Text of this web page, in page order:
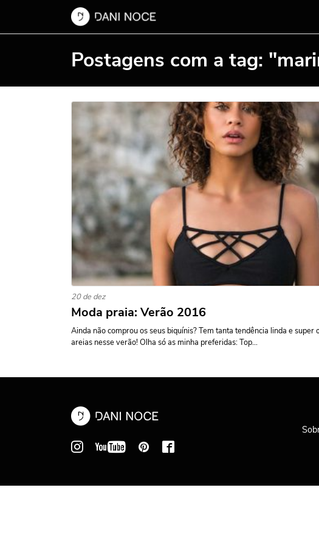
Postagens com a tag:
20 de dez
Moda praia: Verão 2016
Ainda não comprou os seus biquínis? Tem tanta tendência linda e super
areias nesse verão! Olha só as minha preferidas: Top...